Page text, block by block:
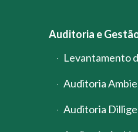
Auditoria e
Levantamento
Auditoria
Auditoria